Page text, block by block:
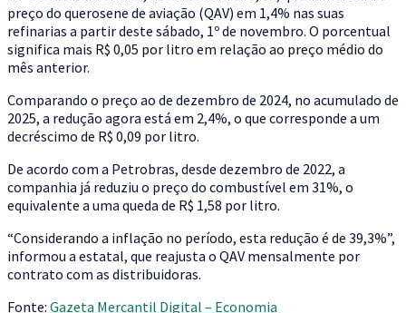
preço do querosene de aviação (QAV) em 1,4% nas suas
refinarias a partir deste sábado, 1º de novembro. O porcentual
significa mais R$ 0,05 por litro em relação ao preço médio do
mês anterior.
Comparando o preço ao de dezembro de 2024, no acumulado de
2025, a redução agora está em 2,4%, o que corresponde a um
decréscimo de R$ 0,09 por litro.
De acordo com a Petrobras, desde dezembro de 2022, a
companhia já reduziu o preço do combustível em 31%, o
equivalente a uma queda de R$ 1,58 por litro.
“Considerando a inflação no período, esta redução é de 39,3%”,
informou a estatal, que reajusta o QAV mensalmente por
contrato com as distribuidoras.
Fonte: Gazeta Mercantil Digital – Economia